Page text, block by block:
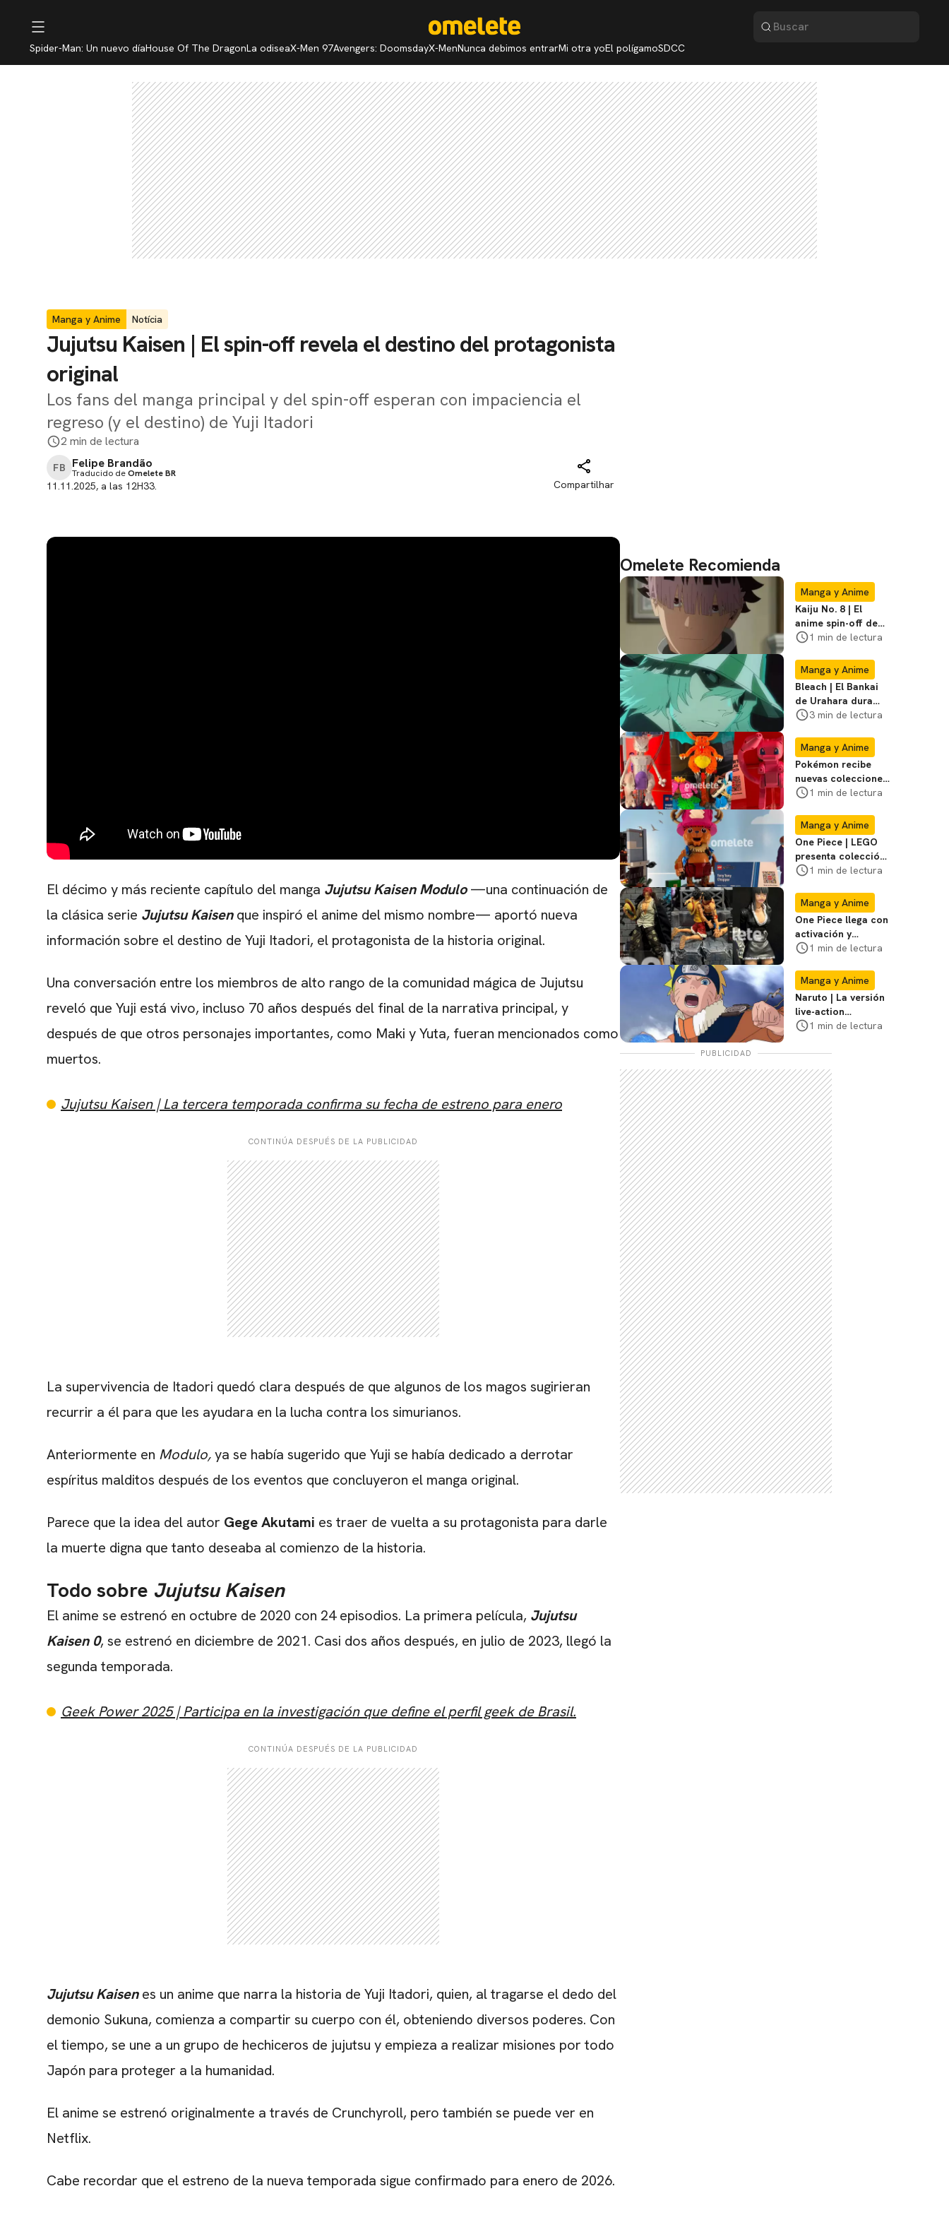
Spider-Man: Un nuevo díaHouse Of The DragonLa odiseaX-Men 97Avengers: DoomsdayX-MenNunca debimos entrarMi otra yoEl polígamoSDCC
Manga y Anime Notícia
Jujutsu Kaisen | El spin-off revela el destino del protagonista
original
Los fans del manga principal y del spin-off esperan con impaciencia el
regreso (y el destino) de Yuji Itadori
2 min de lectura
FB Felipe Brandão
Traducido deOmelete BR
11.11.2025, a las 12H33. Compartilhar
El décimo y más reciente capítulo del manga Jujutsu Kaisen Modulo—una continuación de
la clásica serie Jujutsu Kaisenque inspiró el anime del mismo nombre— aportó nueva
información sobre el destino de Yuji Itadori, el protagonista de la historia original.
Una conversación entre los miembros de alto rango de la comunidad mágica de Jujutsu
reveló que Yuji está vivo, incluso 70 años después del final de la narrativa principal, y
después de que otros personajes importantes, como Maki y Yuta, fueran mencionados como
muertos.
Jujutsu Kaisen | La tercera temporada confirma su fecha de estreno para enero
CONTINÚA DESPUÉS DE LA PUBLICIDAD
La supervivencia de Itadori quedó clara después de que algunos de los magos sugirieran
recurrir a él para que les ayudara en la lucha contra los simurianos.
Anteriormente en Modulo,ya se había sugerido que Yuji se había dedicado a derrotar
espíritus malditos después de los eventos que concluyeron el manga original.
Parece que la idea del autor Gege Akutami es traer de vuelta a su protagonista para darle
la muerte digna que tanto deseaba al comienzo de la historia.
Todo sobre Jujutsu Kaisen
El anime se estrenó en octubre de 2020 con 24 episodios. La primera película, Jujutsu
Kaisen 0, se estrenó en diciembre de 2021. Casi dos años después, en julio de 2023, llegó la
segunda temporada.
Geek Power 2025 | Participa en la investigación que define el perfil geek de Brasil.
CONTINÚA DESPUÉS DE LA PUBLICIDAD
Jujutsu Kaisenes un anime que narra la historia de Yuji Itadori, quien, al tragarse el dedo del
demonio Sukuna, comienza a compartir su cuerpo con él, obteniendo diversos poderes. Con
el tiempo, se une a un grupo de hechiceros de jujutsu y empieza a realizar misiones por todo
Japón para proteger a la humanidad.
El anime se estrenó originalmente a través de Crunchyroll, pero también se puede ver en
Netflix.
Cabe recordar que el estreno de la nueva temporada sigue confirmado para enero de 2026.
Omelete Recomienda
Manga y Anime
Kaiju No. 8 | El
anime spin-off de
Gen Narumi ya tiene
1 min de lectura
Manga y Anime
Bleach | El Bankai
de Urahara dura
poco, pero tiene
impecable
3 min de lectura
Manga y Anime
Pokémon recibe
nuevas colecciones
de LEGO durante la
fotos
1 min de lectura
Manga y Anime
One Piece | LEGO
presenta colección
de serie de la
Con
1 min de lectura
Manga y Anime
One Piece llega con
activación y
coleccionables a la
Con
1 min de lectura
Manga y Anime
Naruto | La versión
live-action
explorará la
dice el director
1 min de lectura
PUBLICIDAD
CARREGANDO PUBLICIDADE